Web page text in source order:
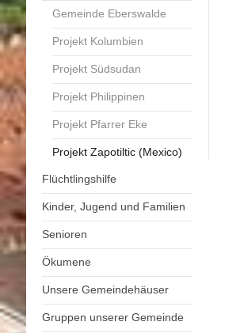
Gemeinde Eberswalde
Projekt Kolumbien
Projekt Südsudan
Projekt Philippinen
Projekt Pfarrer Eke
Projekt Zapotiltic (Mexico)
Flüchtlingshilfe
Kinder, Jugend und Familien
Senioren
Ökumene
Unsere Gemeindehäuser
Gruppen unserer Gemeinde